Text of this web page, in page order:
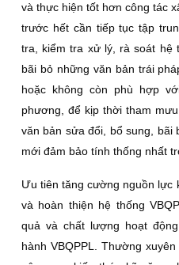
và thực hiện tốt hơn công tác
trước hết cần tiếp tục tập
tra, kiểm tra xử lý, rà soát hệ
bãi bỏ những văn bản trái
hoặc không còn phù hợp
phương, để kịp thời tham
văn bản sửa đổi, bổ sung, bãi
mới đảm bảo tính thống nhất
Ưu tiên tăng cường nguồn lực
và hoàn thiện hệ thống
quả và chất lượng hoạt
hành VBQPPL. Thường